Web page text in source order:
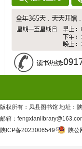
版权所有：凤县图书馆 地址：
邮箱：
陕ICP备2023006549号
陕公